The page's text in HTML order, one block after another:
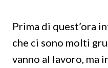
Prima di quest’ora
che ci sono molti
vanno al lavoro, ma